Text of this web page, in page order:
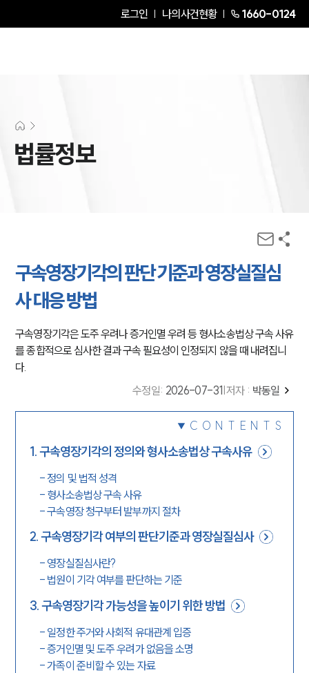
로그인 나의사건현황 1660-0124
법률정보
구속영장기각의 판단 기준과 영장실질심
사 대응 방법
구속영장기각은 도주 우려나 증거인멸 우려 등 형사소송법상 구속 사유
를 종합적으로 심사한 결과 구속 필요성이 인정되지 않을 때 내려집니
다.
수정일: 2026-07-31 저자 : 박동일
CONTENTS
1.구속영장기각의 정의와 형사소송법상 구속사유
- 정의 및 법적 성격
- 형사소송법상 구속 사유
-구속영장 청구부터 발부까지 절차
2.구속영장기각 여부의 판단기준과 영장실질심사
-영장실질심사란?
- 법원이 기각 여부를 판단하는 기준
3.구속영장기각 가능성을 높이기 위한 방법
- 일정한 주거와 사회적 유대관계 입증
-증거인멸 및 도주 우려가 없음을 소명
-가족이 준비할 수 있는 자료